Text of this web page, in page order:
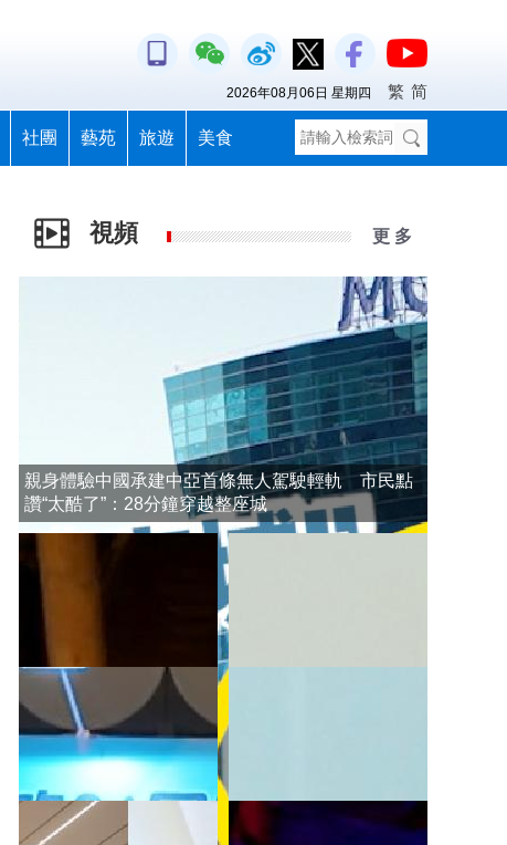
社團 藝苑 旅遊 美食
2026年08月06日 星期四 繁 简
視頻 更 多
親身體驗中國承建中亞首條無人駕駛輕軌 市民點
讚“太酷了”：28分鐘穿越整座城